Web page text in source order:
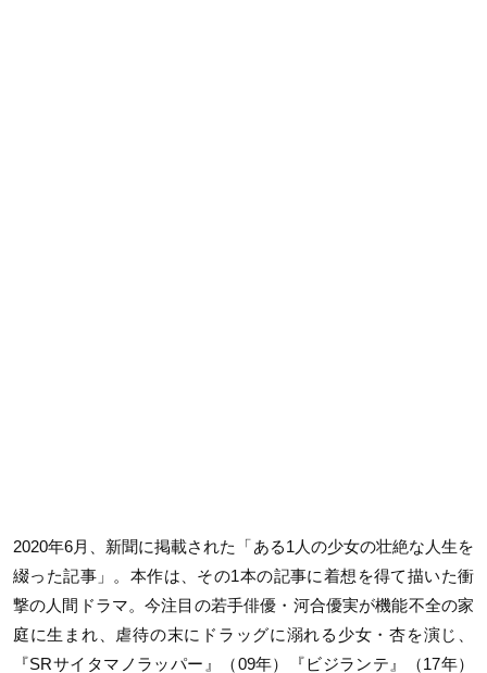
2020年6月、新聞に掲載された「ある1人の少女の壮絶な人生を
綴った記事」。本作は、その1本の記事に着想を得て描いた衝
撃の人間ドラマ。今注目の若手俳優・河合優実が機能不全の家
庭に生まれ、虐待の末にドラッグに溺れる少女・杏を演じ、
『SRサイタマノラッパー』（09年）『ビジランテ』（17年）